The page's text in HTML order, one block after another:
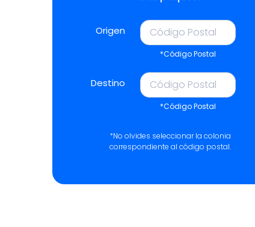
Origen
*Código Postal
Destino
*Código Postal
*No olvides seleccionar la colonia
correspondiente al código postal.